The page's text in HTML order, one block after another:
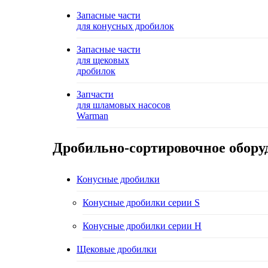
Запасные части
для конусных дробилок
Запасные части
для щековых
дробилок
Запчасти
для шламовых насосов
Warman
Дробильно-сортировочное
Конусные дробилки
Конусные дробилки серии S
Конусные дробилки серии H
Щековые дробилки